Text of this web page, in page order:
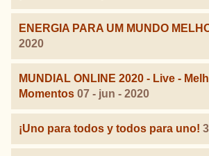
ENERGIA PARA UM MUNDO
2020
MUNDIAL ONLINE 2020 - Live -
Momentos 07 - jun - 2020
¡Uno para todos y todos para uno!